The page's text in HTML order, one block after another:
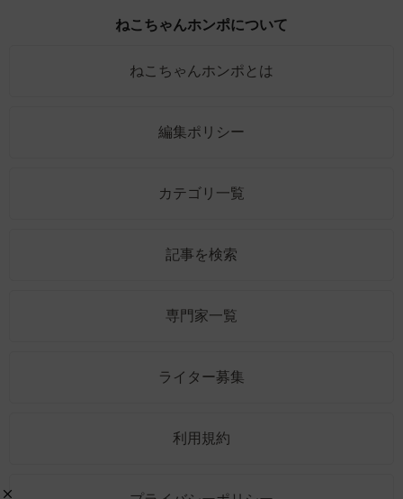
ねこちゃんホンポについて
ねこちゃんホンポとは
編集ポリシー
カテゴリ一覧
記事を検索
専門家一覧
ライター募集
利用規約